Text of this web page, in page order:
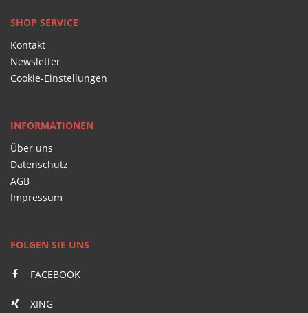
SHOP SERVICE
Kontakt
Newsletter
Cookie-Einstellungen
INFORMATIONEN
Über uns
Datenschutz
AGB
Impressum
FOLGEN SIE UNS
FACEBOOK
XING